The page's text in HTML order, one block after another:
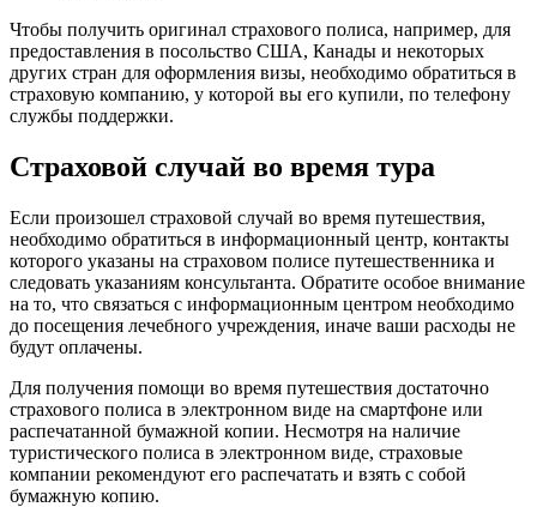
Чтобы получить оригинал страхового полиса, например, для
предоставления в посольство США, Канады и некоторых
других стран для оформления визы, необходимо обратиться в
страховую компанию, у которой вы его купили, по телефону
службы поддержки.
Страховой случай во время тура
Если произошел страховой случай во время путешествия,
необходимо обратиться в информационный центр, контакты
которого указаны на страховом полисе путешественника и
следовать указаниям консультанта. Обратите особое внимание
на то, что связаться с информационным центром необходимо
до посещения лечебного учреждения, иначе ваши расходы не
будут оплачены.
Для получения помощи во время путешествия достаточно
страхового полиса в электронном виде на смартфоне или
распечатанной бумажной копии. Несмотря на наличие
туристического полиса в электронном виде, страховые
компании рекомендуют его распечатать и взять с собой
бумажную копию.